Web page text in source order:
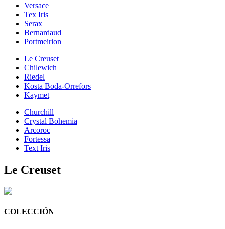
Versace
Tex Iris
Serax
Bernardaud
Portmeirion
Le Creuset
Chilewich
Riedel
Kosta Boda-Orrefors
Kaymet
Churchill
Crystal Bohemia
Arcoroc
Fortessa
Text Iris
Le Creuset
COLECCIÓN